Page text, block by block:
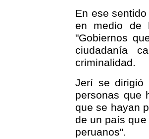
En ese
en medio de
"Gobiernos
ciudadanía
criminalidad.
Jerí se dirigió
personas que
que se hayan
de un país
peruanos".